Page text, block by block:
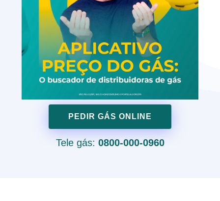
PEDIR GÁS ONLINE
Tele gás: 0800-000-0960